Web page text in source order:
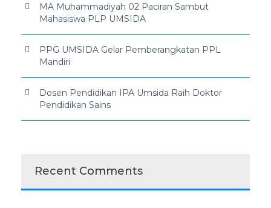
MA Muhammadiyah 02 Paciran Sambut
Mahasiswa PLP UMSIDA
PPG UMSIDA Gelar Pemberangkatan PPL
Mandiri
Dosen Pendidikan IPA Umsida Raih Doktor
Pendidikan Sains
Recent Comments